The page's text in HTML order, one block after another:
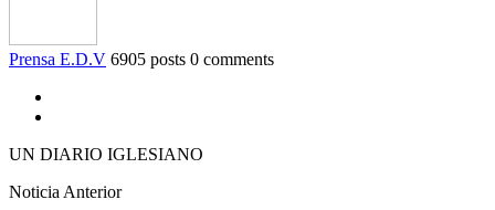
Prensa E.D.V 6905 posts 0 comments
UN DIARIO IGLESIANO
Noticia Anterior